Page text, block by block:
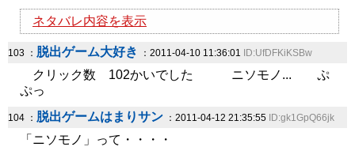
ネタバレ内容を表示
103 ： 脱出ゲーム大好き ：2011-04-10 11:36:01 ID:UfDFKiKSBw
クリック数 102かいでした ニソモノ... ぷ
ぷっ
104 ： 脱出ゲームはまりサン ：2011-04-12 21:35:55 ID:gk1GpQ66jk
「ニソモノ」って・・・・